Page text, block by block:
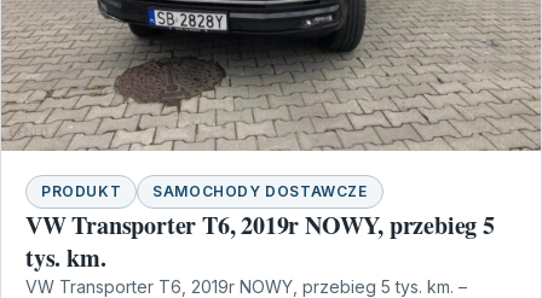
PRODUKT SAMOCHODY DOSTAWCZE
VW Transporter T6, 2019r NOWY, przebieg 5
tys. km.
VW Transporter T6, 2019r NOWY, przebieg 5 tys. km. –